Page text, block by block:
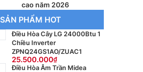
cao năm 2026
SẢN PHẨM HOT
Điều Hòa Cây LG 24000Btu 1
Chiều Inverter
ZPNQ24GS1AO/ZUAC1
25.500.000
Điều Hòa Âm Trần Midea